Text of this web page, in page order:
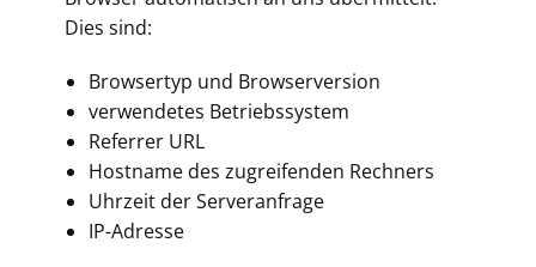
Dies sind:
Browsertyp und Browserversion
verwendetes Betriebssystem
Referrer URL
Hostname des zugreifenden Rechners
Uhrzeit der Serveranfrage
IP-Adresse